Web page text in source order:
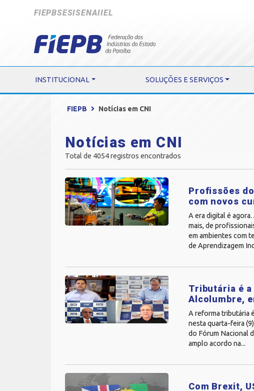
FIEPBSESISENAIIEL
INSTITUCIONAL SOLUÇÕES E SERVIÇOS
FIEPB Notícias em CNI
Notícias em CNI
Total de 4054 registros encontrados
Profissões
com novos
A era digital é
mais, de
em ambientes com
de Aprendizagem
Tributária é
Alcolumbre,
A reforma tributária
nesta quarta-feira
do Fórum Nacional
amplo acordo na...
Com Brexit,